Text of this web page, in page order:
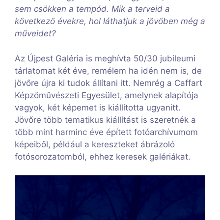
sem csökken a tempód. Mik a terveid a
következő évekre, hol láthatjuk a jövőben még a
műveidet?
Az Újpest Galéria is meghívta 50/30 jubileumi
tárlatomat két éve, remélem ha idén nem is, de
jövőre újra ki tudok állítani itt. Nemrég a Caffart
Képzőművészeti Egyesület, amelynek alapítója
vagyok, két képemet is kiállította ugyanitt.
Jövőre több tematikus kiállítást is szeretnék a
több mint harminc éve épített fotóarchívumom
képeiből, például a kereszteket ábrázoló
fotósorozatomból, ehhez keresek galériákat.